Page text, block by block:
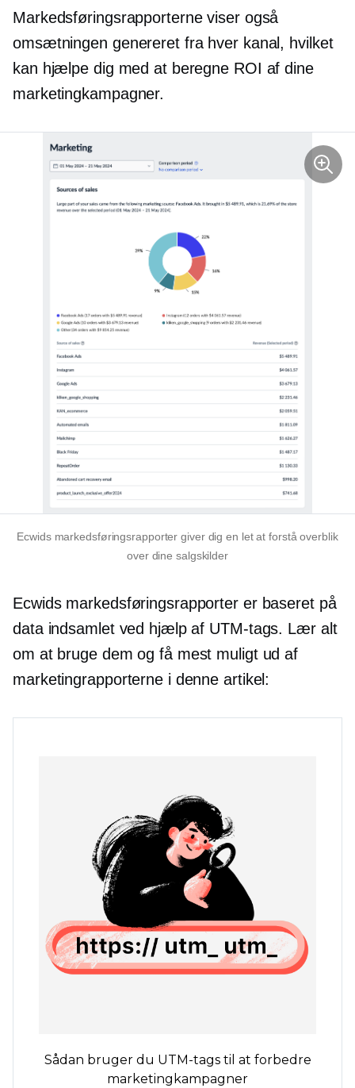
Markedsføringsrapporterne viser også
omsætningen genereret fra hver kanal, hvilket
kan hjælpe dig med at beregne ROI af dine
marketingkampagner.
Ecwids markedsføringsrapporter giver dig en let at forstå overblik
over dine salgskilder
Ecwids markedsføringsrapporter er baseret på
data indsamlet ved hjælp af UTM-tags. Lær alt
om at bruge dem og få mest muligt ud af
marketingrapporterne i denne artikel:
Sådan bruger du UTM-tags til at forbedre
marketingkampagner